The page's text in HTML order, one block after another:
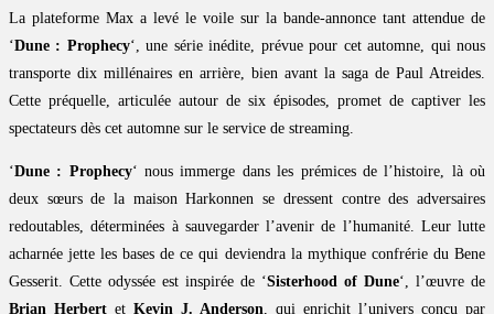
La plateforme Max a levé le voile sur la bande-annonce tant attendue de
‘Dune : Prophecy‘, une série inédite, prévue pour cet automne, qui nous
transporte dix millénaires en arrière, bien avant la saga de Paul Atreides.
Cette préquelle, articulée autour de six épisodes, promet de captiver les
spectateurs dès cet automne sur le service de streaming.
‘Dune : Prophecy‘ nous immerge dans les prémices de l’histoire, là où
deux sœurs de la maison Harkonnen se dressent contre des adversaires
redoutables, déterminées à sauvegarder l’avenir de l’humanité. Leur lutte
acharnée jette les bases de ce qui deviendra la mythique confrérie du Bene
Gesserit. Cette odyssée est inspirée de ‘Sisterhood of Dune‘, l’œuvre de
Brian Herbert et Kevin J. Anderson, qui enrichit l’univers conçu par